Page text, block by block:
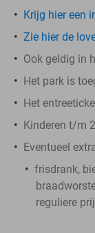
Krijg hier een
Zie hier de
Ook geldig in
Het park is
Het
Kinderen t/m
Eventueel
frisdrank,
reguliere